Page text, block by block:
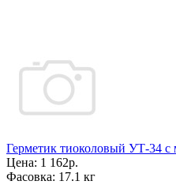
Герметик тиоколовый УТ-34 с
Цена: 1 162р.
Фасовка: 17.1 кг